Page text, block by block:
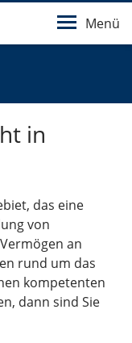
Menü
in
das eine
von
an
rund um das
kompetenten
dann sind Sie